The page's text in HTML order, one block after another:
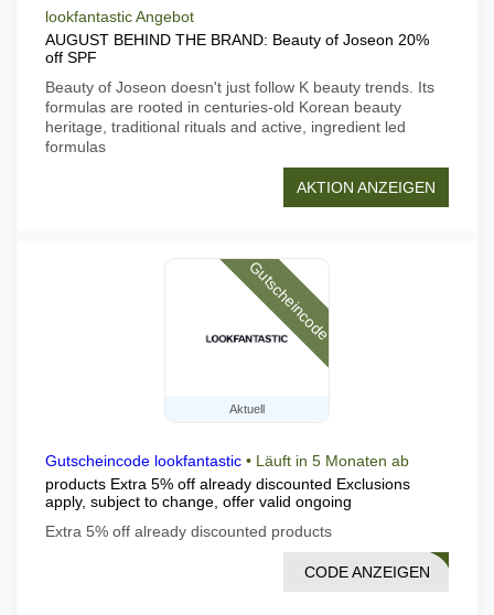
lookfantastic Angebot
AUGUST BEHIND THE BRAND: Beauty of Joseon 20%
off SPF
Beauty of Joseon doesn't just follow K beauty trends. Its
formulas are rooted in centuries-old Korean beauty
heritage, traditional rituals and active, ingredient led
formulas
AKTION ANZEIGEN
Aktuell
Gutscheincode
Gutscheincode lookfantastic • Läuft in 5 Monaten ab
products Extra 5% off already discounted Exclusions
apply, subject to change, offer valid ongoing
Extra 5% off already discounted products
TRA5
CODE ANZEIGEN